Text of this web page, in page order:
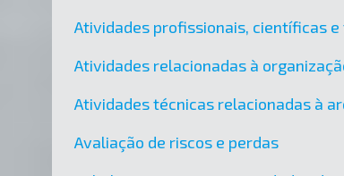
Atividades profissionais, científicas
Atividades relacionadas à
Atividades técnicas relacionadas à
Avaliação de riscos e perdas